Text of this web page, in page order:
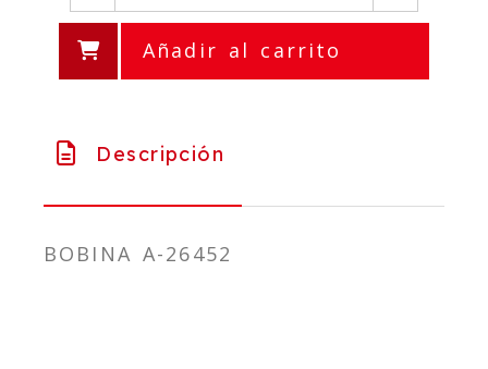
Añadir al carrito
Descripción
BOBINA A-26452